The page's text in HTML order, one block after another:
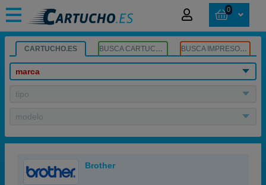
0
CARTUCHO.ES BUSCA CARTUCHOS BUSCA IMPRESORA
marca
tipo
modelo
Brother